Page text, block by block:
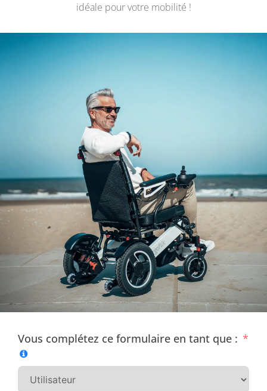
idéale pour votre mobilité !
Vous complétez ce formulaire en tant que :